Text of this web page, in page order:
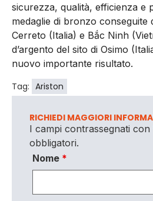
sicurezza, qualità, efficienza e
medaglie di bronzo conseguite
Cerreto (Italia) e Bắc Ninh
d’argento del sito di Osimo
nuovo importante risultato.
Tag: Ariston
RICHIEDI MAGGIORI
I campi contrassegnati con
obbligatori.
Nome *